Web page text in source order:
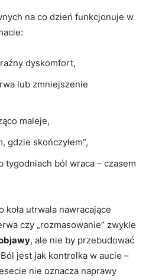
na co dzień funkcjonuje w
dyskomfort,
lub zmniejszenie
maleje,
gdzie skończyłem”,
tygodniach ból wraca – czasem
koła utrwala nawracające
czy „rozmasowanie” zwykle
, ale nie by przebudować
jest jak kontrolka w aucie –
nie oznacza naprawy